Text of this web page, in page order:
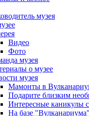
музея
Видео
Фото
музея
о музее
музея
Мамонты в
Подарите близким
Интересные каникулы
На базе